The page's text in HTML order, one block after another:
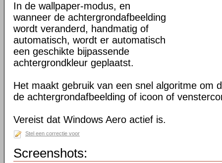
In de wallpaper-modus, en
wanneer de achtergrondafbeelding
wordt veranderd, handmatig of
automatisch, wordt er automatisch
een geschikte bijpassende
achtergrondkleur geplaatst.
Het maakt gebruik van een snel algoritme om
de achtergrondafbeelding of icoon of
Vereist dat Windows Aero actief is.
Stel een correctie voor
Screenshots: